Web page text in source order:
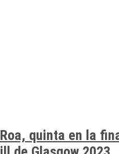
quinta en la